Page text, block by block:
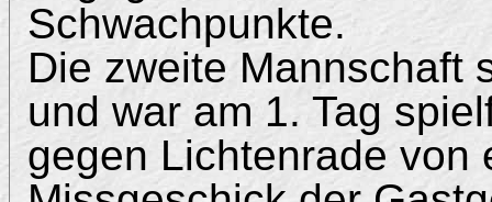
Schwachpunkte.
Die zweite Mannschaft
und war am 1. Tag
gegen Lichtenrade von